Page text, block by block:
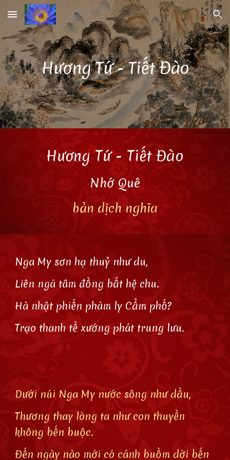
Skip to main content Skip to navigation
Hương Tứ - Tiết Đào
Hương Tứ - Tiết Đào
Nhớ Quê
bản dịch nghĩa
Nga My sơn hạ thuỷ như du,
Liên ngã tâm đồng bất hệ chu.
Hà nhật phiến phàm ly Cẩm phố?
Trạo thanh tề xướng phát trung lưu.
Dưới núi Nga My nước sông như dầu,
Thương thay lòng ta như con thuyền
không bến buộc.
Đến ngày nào mới có cánh buồm dời bến